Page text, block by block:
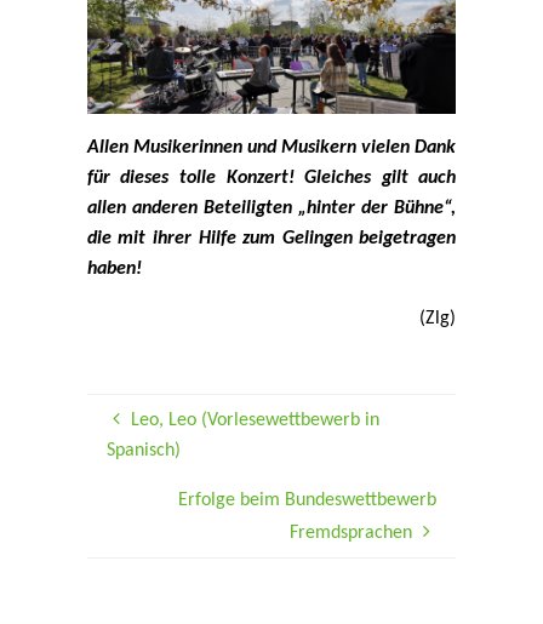
Allen Musikerinnen und Musikern vielen Dank
für dieses tolle Konzert! Gleiches gilt auch
allen anderen Beteiligten „hinter der Bühne“,
die mit ihrer Hilfe zum Gelingen beigetragen
haben!
(Zlg)
Leo, Leo (Vorlesewettbewerb in
Spanisch)
Erfolge beim Bundeswettbewerb
Fremdsprachen